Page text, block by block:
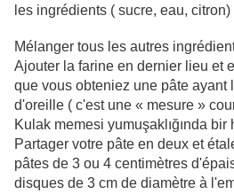
les ingrédients ( sucre, eau, citron)
Mélanger tous les autres
Ajouter la farine en dernier lieu et
que vous obteniez une pâte ayant
d'oreille ( c'est une « mesure »
Kulak memesi yumuşaklığında bir
Partager votre pâte en deux et
pâtes de 3 ou 4 centimètres
disques de 3 cm de diamètre à